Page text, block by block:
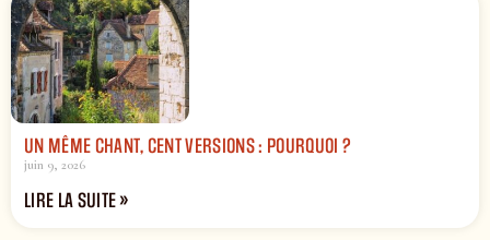
UN MÊME CHANT, CENT VERSIONS : POURQUOI ?
juin 9, 2026
LIRE LA SUITE »